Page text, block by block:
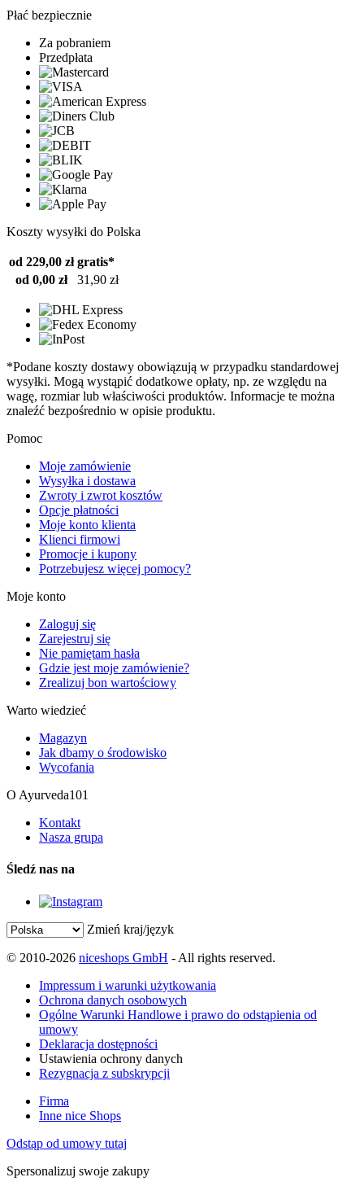
Płać bezpiecznie
Za pobraniem
Przedpłata
Koszty wysyłki do Polska
od 229,00 zł gratis*
od 0,00 zł
31,90 zł
*Podane koszty dostawy obowiązują w przypadku standardowej
wysyłki. Mogą wystąpić dodatkowe opłaty, np. ze względu na
wagę, rozmiar lub właściwości produktów. Informacje te można
znaleźć bezpośrednio w opisie produktu.
Pomoc
Moje zamówienie
Wysyłka i dostawa
Zwroty i zwrot kosztów
Opcje płatności
Moje konto klienta
Klienci firmowi
Promocje i kupony
Potrzebujesz więcej pomocy?
Moje konto
Zaloguj się
Zarejestruj się
Nie pamiętam hasła
Gdzie jest moje zamówienie?
Zrealizuj bon wartościowy
Warto wiedzieć
Magazyn
Jak dbamy o środowisko
Wycofania
O Ayurveda101
Kontakt
Nasza grupa
Śledź nas na
Zmień kraj/język
© 2010-2026 niceshops GmbH - All rights reserved.
Impressum i warunki użytkowania
Ochrona danych osobowych
Ogólne Warunki Handlowe i prawo do odstąpienia od
umowy
Deklaracja dostępności
Ustawienia ochrony danych
Rezygnacja z subskrypcji
Firma
Inne nice Shops
Odstąp od umowy tutaj
Spersonalizuj swoje zakupy